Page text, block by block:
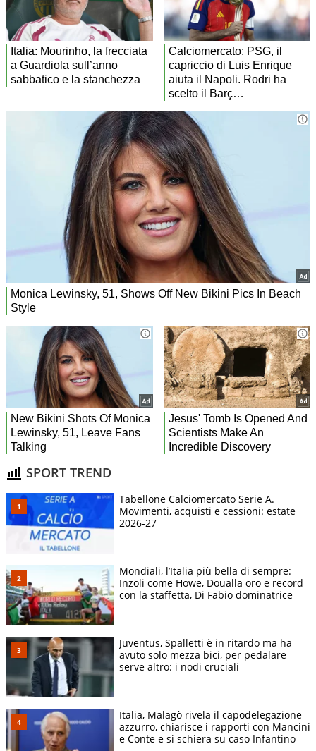
SPORT TREND
Tabellone Calciomercato Serie A.
Movimenti, acquisti e cessioni: estate
2026-27
Mondiali, l’Italia più bella di sempre:
Inzoli come Howe, Doualla oro e record
con la staffetta, Di Fabio dominatrice
Juventus, Spalletti è in ritardo ma ha
avuto solo mezza bici, per pedalare
serve altro: i nodi cruciali
Italia, Malagò rivela il capodelegazione
azzurro, chiarisce i rapporti con Mancini
e Conte e si schiera su caso Infantino